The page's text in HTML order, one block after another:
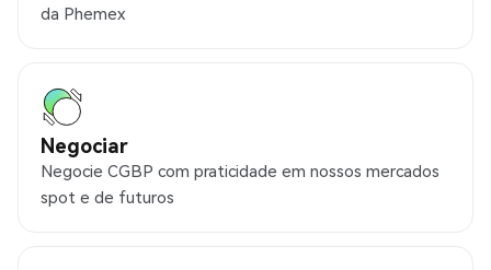
da Phemex
Negociar
Negocie CGBP com praticidade em nossos mercados
spot e de futuros